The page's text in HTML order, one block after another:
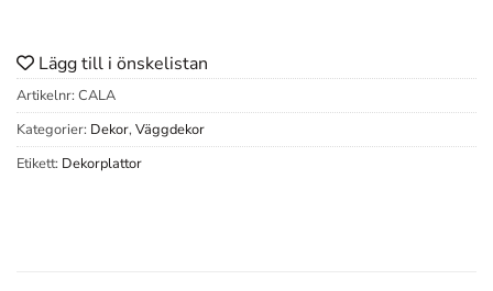
Lägg till i önskelistan
Artikelnr: CALA
Kategorier: Dekor, Väggdekor
Etikett: Dekorplattor